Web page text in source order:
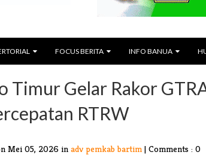
FOCUS BERITA INFO BANUA
Timur Gelar Rakor
RTRW
Mei 05, 2026 in adv pemkab bartim | Comments : 0